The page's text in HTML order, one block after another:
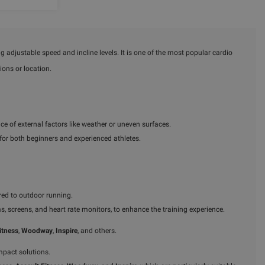
speed and incline levels. It is one of the most popular cardio
or location.
of external factors like weather or uneven surfaces.
both beginners and experienced athletes.
to outdoor running.
and heart rate monitors, to enhance the training experience.
, Woodway, Inspire, and others.
solutions.